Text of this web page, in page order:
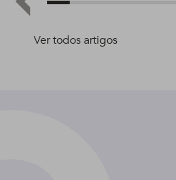
Ver todos artigos